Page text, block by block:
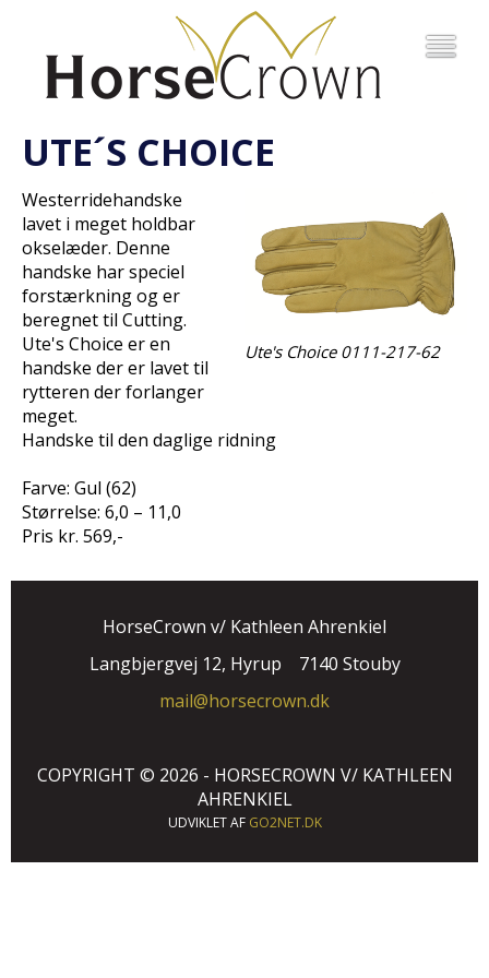
UTE´S CHOICE
Ute's Choice 0111-217-62
Westerridehandske
lavet i meget holdbar
okselæder. Denne
handske har speciel
forstærkning og er
beregnet til Cutting.
Ute's Choice er en
handske der er lavet til
rytteren der forlanger
meget.
Handske til den daglige ridning
Farve: Gul (62)
Størrelse: 6,0 – 11,0
Pris kr. 569,-
HorseCrown v/ Kathleen Ahrenkiel
Langbjergvej 12, Hyrup
7140 Stouby
mail@horsecrown.dk
COPYRIGHT © 2026 - HORSECROWN V/ KATHLEEN
AHRENKIEL
UDVIKLET AF GO2NET.DK